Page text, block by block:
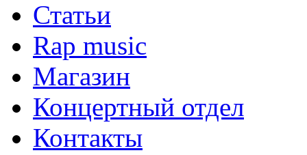
Статьи
Rap music
Магазин
Концертный отдел
Контакты